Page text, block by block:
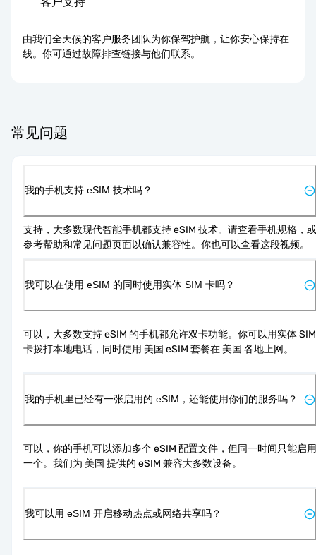
由我们全天候的客户服务团队为你保驾护航，让你安心保持在
线。你可通过故障排查链接与他们联系。
常见问题
我的手机支持 eSIM 技术吗？
支持，大多数现代智能手机都支持 eSIM 技术。请查看手机规格，或
参考帮助和常见问题页面以确认兼容性。你也可以查看这段视频。
我可以在使用 eSIM 的同时使用实体 SIM 卡吗？
可以，大多数支持 eSIM 的手机都允许双卡功能。你可以用实体 SIM
卡拨打本地电话，同时使用 美国 eSIM 套餐在 美国 各地上网。
我的手机里已经有一张启用的 eSIM，还能使用你们的服务吗？
可以，你的手机可以添加多个 eSIM 配置文件，但同一时间只能启用
一个。我们为 美国 提供的 eSIM 兼容大多数设备。
我可以用 eSIM 开启移动热点或网络共享吗？